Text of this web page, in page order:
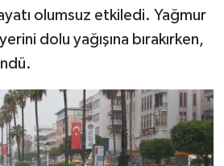
olumsuz etkiledi. Yağmur
dolu yağışına bırakırken,